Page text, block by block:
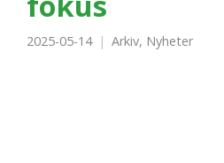
2025-05-14 Arkiv, Nyheter